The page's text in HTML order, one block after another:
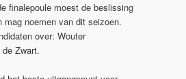
finalepoule moest de beslissing
noemen van dit seizoen.
over: Wouter
Zwart.